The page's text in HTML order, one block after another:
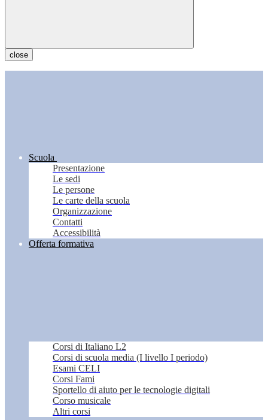
close
Scuola
Presentazione
Le sedi
Le persone
Le carte della scuola
Organizzazione
Contatti
Accessibilità
Offerta formativa
Corsi di Italiano L2
Corsi di scuola media (I livello I periodo)
Esami CELI
Corsi Fami
Sportello di aiuto per le tecnologie digitali
Corso musicale
Altri corsi